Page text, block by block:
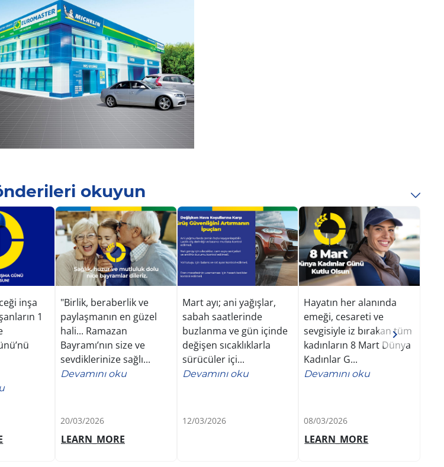
okuyun
inşa
1
"Birlik, beraberlik ve
paylaşmanın en güzel
hali... Ramazan
Bayramı’nın size ve
sevdiklerinize sağlı...
Devamını oku
20/03/2026
LEARN_MORE
Mart ayı; ani yağışlar,
sabah saatlerinde
buzlanma ve gün içinde
değişen sıcaklıklarla
sürücüler içi...
Devamını oku
12/03/2026
Hayatın her alanında
emeği, cesareti ve
sevgisiyle iz bırakan tüm
kadınların 8 Mart Dünya
Kadınlar G...
Devamını oku
08/03/2026
LEARN_MORE